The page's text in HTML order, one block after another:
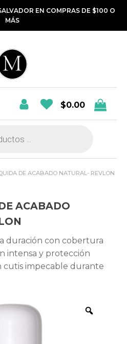
EN COMPRAS DE $100 O
MÁS
$0.00
DE ACABADO NATURAL- REVLON
ACABADO
duración con cobertura
intensa y protección
cutis impecable durante